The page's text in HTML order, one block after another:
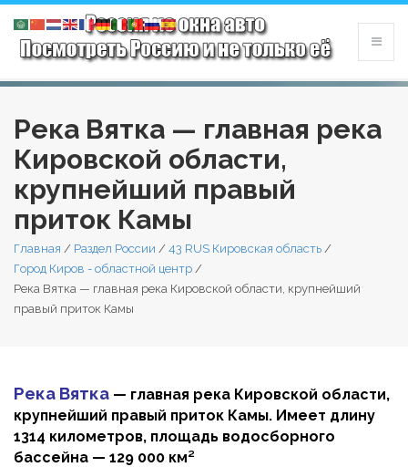
Река Вятка — главная река
Кировской области,
крупнейший правый
приток Камы
Главная / Раздел России / 43 RUS Кировская область /
Город Киров - областной центр /
Река Вятка — главная река Кировской области, крупнейший
правый приток Камы
Река Вятка — главная река Кировской области,
крупнейший правый приток Камы. Имеет длину
1314 километров, площадь водосборного
бассейна — 129 000 км²